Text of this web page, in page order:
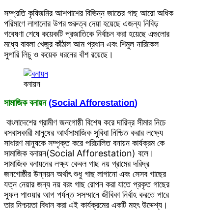
সম্প্রতি কৃষিজমির আশপাশের বিভিন্ন জাতের গাছ আরো অধিক
পরিমাণে লাগানোর উপর গুরুত্ব দেয়া হয়েছে এজন্য নিবিড়
গবেষণা শেষে কয়েকটি প্রজাতিকে নির্বাচন করা হয়েছে এগুলোর
মধ্যে বাবলা খেজুর কাঁঠাল আম প্রধান এবং শিমুল নারিকেল
সুপারি লিচু ও কয়েক ধরনের বাঁশ রয়েছে।
বনায়ন
সামাজিক বনায়ন (Social Afforestation)
বাংলাদেশের গ্রামীণ জনগোষ্ঠী বিশেষ করে দারিদ্র সীমার নিচে
বসবাসকারী মানুষের আর্থসামাজিক সুবিধা নিশ্চিত করার লক্ষ্যে
সাধারণ মানুষকে সম্পৃক্ত করে পরিচালিত বনায়ন কার্যক্রম কে
সামাজিক বনায়ন(Social Afforestation) বলে।
সামাজিক বনায়নের লক্ষ্য কেবল গাছ নয় গ্রামের দরিদ্র
জনগোষ্ঠীর উন্নয়ন অর্থাৎ শুধু গাছ লাগানো এবং সেসব গাছের
যত্ন নেয়ার জন্য নয় বরং গাছ রোপন করা যাতে প্রকৃত গাছের
সুফল পাওয়ার আগ পর্যন্ত সসম্মানে জীবিকা নির্বাহ করতে পারে
তার নিশ্চয়তা বিধান করা এই কার্যক্রমের একটি মহৎ উদ্দেশ্য।